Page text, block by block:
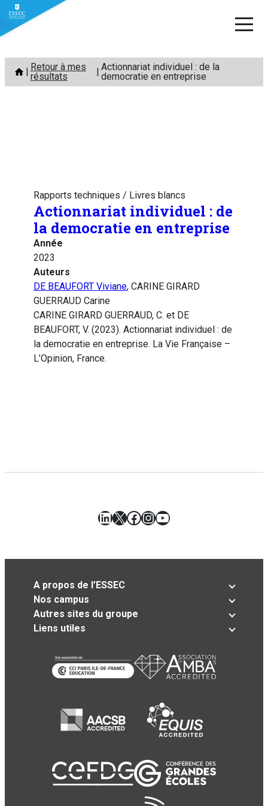
Aller
contenu
Retour à mes
résultats
Actionnariat individuel : de la
democratie en entreprise
Rapports techniques / Livres blancs
Actionnariat individuel : de
la democratie en entreprise
Année
2023
Auteurs
DE BEAUFORT Viviane, CARINE GIRARD
GUERRAUD Carine
CARINE GIRARD GUERRAUD, C. et DE
BEAUFORT, V. (2023). Actionnariat individuel : de
la democratie en entreprise. La Vie Française –
L’Opinion, France.
LinkedIn
X Facebook
Instagram
YouTube
A propos de l’ESSEC
Nos campus
Autres sites du groupe
Liens utiles